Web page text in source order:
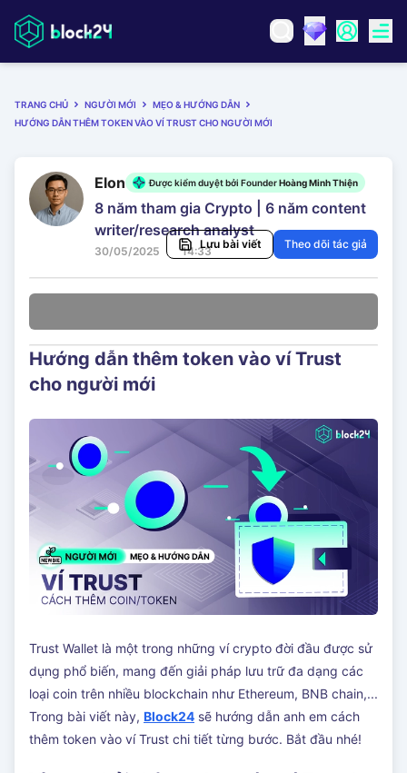
TRANG CHỦ NGƯỜI MỚI
MẸO & HƯỚNG DẪN
HƯỚNG DẪN THÊM TOKEN VÀO VÍ TRUST CHO NGƯỜI MỚI
Elon Được kiểm duyệt bởi FounderHoàng Minh Thiện
8 năm tham gia Crypto | 6 năm content
writer/research analyst
30/05/2025 14:33
Lưu bài viết Theo dõi tác giả
Hướng dẫn thêm token vào ví Trust
cho người mới
Trust Wallet là một trong những ví crypto đời đầu được sử
dụng phổ biến, mang đến giải pháp lưu trữ đa dạng các
loại coin trên nhiều blockchain như Ethereum, BNB chain,...
Trong bài viết này, Block24 sẽ hướng dẫn anh em cách
thêm token vào ví Trust chi tiết từng bước. Bắt đầu nhé!